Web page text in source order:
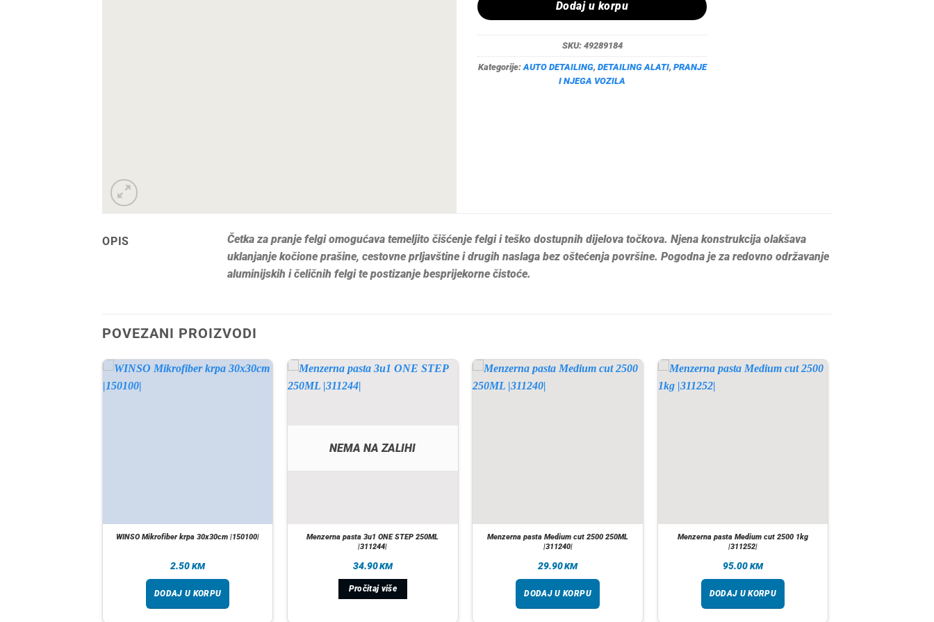
Dodaj u korpu
SKU: 49289184
Kategorije: AUTO DETAILING, DETAILING ALATI, PRANJE
I NJEGA VOZILA
OPIS
Četka za pranje felgi omogućava temeljito čišćenje felgi i teško dostupnih dijelova točkova. Njena konstrukcija olakšava
uklanjanje kočione prašine, cestovne prljavštine i drugih naslaga bez oštećenja površine. Pogodna je za redovno održavanje
aluminijskih i čeličnih felgi te postizanje besprijekorne čistoće.
POVEZANI PROIZVODI
WINSO Mikrofiber krpa 30x30cm |150100|
2.50 KM
DODAJ U KORPU
NEMA NA ZALIHI
Menzerna pasta 3u1 ONE STEP 250ML
|311244|
34.90KM
Pročitaj više
Menzerna pasta Medium cut 2500 250ML
|311240|
29.90KM
DODAJ U KORPU
Menzerna pasta Medium cut 2500 1kg
|311252|
95.00 KM
DODAJ U KORPU